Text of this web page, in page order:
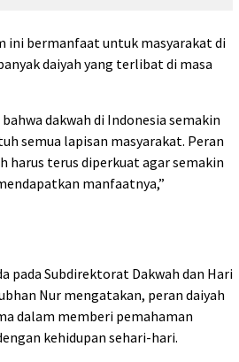
ini bermanfaat untuk masyarakat di
daiyah yang terlibat di masa
dakwah di Indonesia semakin
semua lapisan masyarakat. Peran
harus terus diperkuat agar semakin
manfaatnya,”
pada Subdirektorat Dakwah dan Hari
Nur mengatakan, peran daiyah
dalam memberi pemahaman
kehidupan sehari-hari.